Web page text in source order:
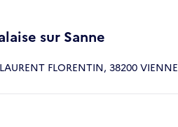
sur Sanne
FLORENTIN, 38200 VIENNE